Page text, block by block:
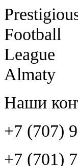
Football
League
Almaty
Наши
+7 (707)
+7 (701)